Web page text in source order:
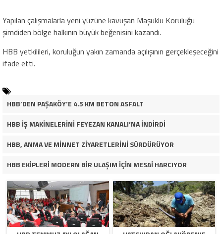
Yapılan çalışmalarla yeni yüzüne kavuşan Maşuklu Koruluğu
şimdiden bölge halkının büyük beğenisini kazandı.
HBB yetkilileri, koruluğun yakın zamanda açılışının gerçekleşeceğini
ifade etti.
HBB’DEN PAŞAKÖY’E 4.5 KM BETON ASFALT
HBB İŞ MAKİNELERİNİ FEYEZAN KANALI’NA İNDİRDİ
HBB, ANMA VE MİNNET ZİYARETLERİNİ SÜRDÜRÜYOR
HBB EKİPLERİ MODERN BİR ULAŞIM İÇİN MESAİ HARCIYOR